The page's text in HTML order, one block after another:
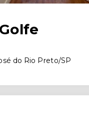
do Rio Preto/SP